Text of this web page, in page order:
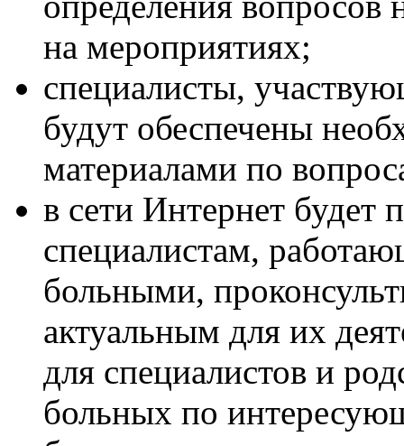
на мероприятиях;
специалисты,
будут обеспечены
материалами по
в сети Интернет будет
специалистам,
больными,
актуальным для их
для специалистов и
больных по